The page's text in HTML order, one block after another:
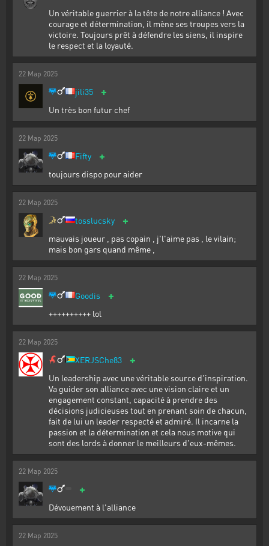
Un véritable guerrier à la tête de notre alliance ! Avec
courage et détermination, il mène ses troupes vers la
victoire. Toujours prêt à défendre les siens, il inspire
le respect et la loyauté.
22 Мар 2025
jili35 +
Un très bon futur chef
22 Мар 2025
Fifty +
toujours dispo pour aider
22 Мар 2025
tosslucsky +
mauvais joueur , pas copain , j'l'aime pas , le vilain;
mais bon gars quand même ,
22 Мар 2025
Goodis +
++++++++++ lol
22 Мар 2025
XERJSChe83 +
Un leadership avec une véritable source d'inspiration.
Va guider son alliance avec une vision claire et un
engagement constant, capacité à prendre des
décisions judicieuses tout en prenant soin de chacun,
fait de lui un leader respecté et admiré. Il incarne la
passion et la détermination et cela nous motive qui
sont des lords à donner le meilleurs d'eux-mêmes.
22 Мар 2025
+
Dévouement à l'alliance
22 Мар 2025